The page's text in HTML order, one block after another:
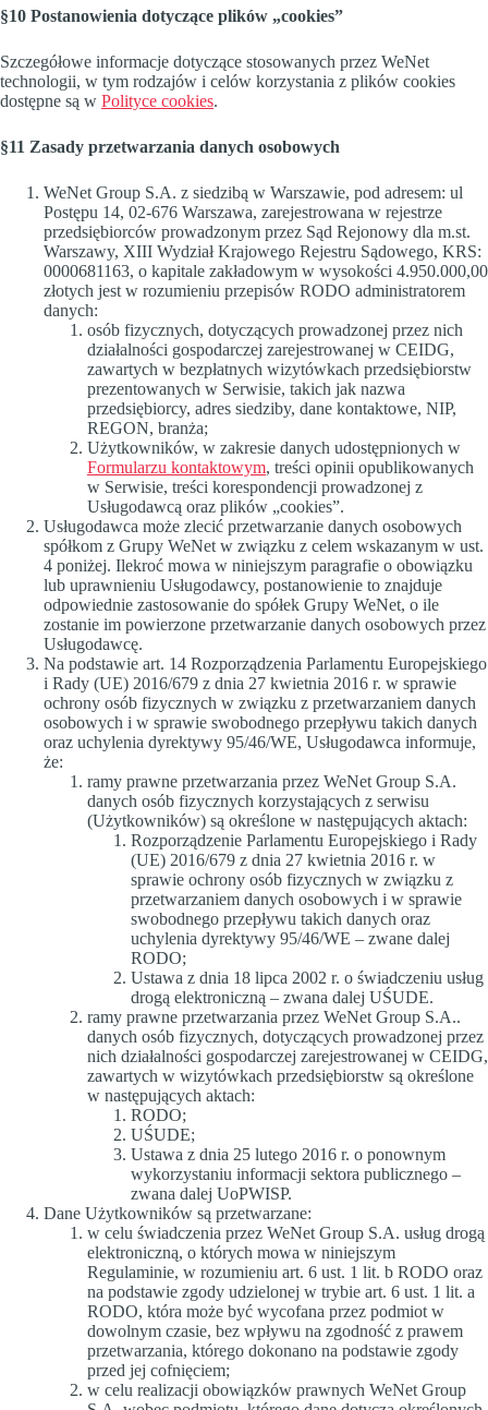
§10 Postanowienia dotyczące plików „cookies”
Szczegółowe informacje dotyczące stosowanych przez WeNet
technologii, w tym rodzajów i celów korzystania z plików cookies
dostępne są w Polityce cookies.
§11 Zasady przetwarzania danych osobowych
WeNet Group S.A. z siedzibą w Warszawie, pod adresem: ul
Postępu 14, 02-676 Warszawa, zarejestrowana w rejestrze
przedsiębiorców prowadzonym przez Sąd Rejonowy dla m.st.
Warszawy, XIII Wydział Krajowego Rejestru Sądowego, KRS:
0000681163, o kapitale zakładowym w wysokości 4.950.000,00
złotych jest w rozumieniu przepisów RODO administratorem
danych:
osób fizycznych, dotyczących prowadzonej przez nich
działalności gospodarczej zarejestrowanej w CEIDG,
zawartych w bezpłatnych wizytówkach przedsiębiorstw
prezentowanych w Serwisie, takich jak nazwa
przedsiębiorcy, adres siedziby, dane kontaktowe, NIP,
REGON, branża;
Użytkowników, w zakresie danych udostępnionych w
Formularzu kontaktowym, treści opinii opublikowanych
w Serwisie, treści korespondencji prowadzonej z
Usługodawcą oraz plików „cookies”.
Usługodawca może zlecić przetwarzanie danych osobowych
spółkom z Grupy WeNet w związku z celem wskazanym w ust.
4 poniżej. Ilekroć mowa w niniejszym paragrafie o obowiązku
lub uprawnieniu Usługodawcy, postanowienie to znajduje
odpowiednie zastosowanie do spółek Grupy WeNet, o ile
zostanie im powierzone przetwarzanie danych osobowych przez
Usługodawcę.
Na podstawie art. 14 Rozporządzenia Parlamentu Europejskiego
i Rady (UE) 2016/679 z dnia 27 kwietnia 2016 r. w sprawie
ochrony osób fizycznych w związku z przetwarzaniem danych
osobowych i w sprawie swobodnego przepływu takich danych
oraz uchylenia dyrektywy 95/46/WE, Usługodawca informuje,
że:
ramy prawne przetwarzania przez WeNet Group S.A.
danych osób fizycznych korzystających z serwisu
(Użytkowników) są określone w następujących aktach:
Rozporządzenie Parlamentu Europejskiego i Rady
(UE) 2016/679 z dnia 27 kwietnia 2016 r. w
sprawie ochrony osób fizycznych w związku z
przetwarzaniem danych osobowych i w sprawie
swobodnego przepływu takich danych oraz
uchylenia dyrektywy 95/46/WE – zwane dalej
RODO;
Ustawa z dnia 18 lipca 2002 r. o świadczeniu usług
drogą elektroniczną – zwana dalej UŚUDE.
ramy prawne przetwarzania przez WeNet Group S.A..
danych osób fizycznych, dotyczących prowadzonej przez
nich działalności gospodarczej zarejestrowanej w CEIDG,
zawartych w wizytówkach przedsiębiorstw są określone
w następujących aktach:
RODO;
UŚUDE;
Ustawa z dnia 25 lutego 2016 r. o ponownym
wykorzystaniu informacji sektora publicznego –
zwana dalej UoPWISP.
Dane Użytkowników są przetwarzane:
w celu świadczenia przez WeNet Group S.A. usług drogą
elektroniczną, o których mowa w niniejszym
Regulaminie, w rozumieniu art. 6 ust. 1 lit. b RODO oraz
na podstawie zgody udzielonej w trybie art. 6 ust. 1 lit. a
RODO, która może być wycofana przez podmiot w
dowolnym czasie, bez wpływu na zgodność z prawem
przetwarzania, którego dokonano na podstawie zgody
przed jej cofnięciem;
w celu realizacji obowiązków prawnych WeNet Group